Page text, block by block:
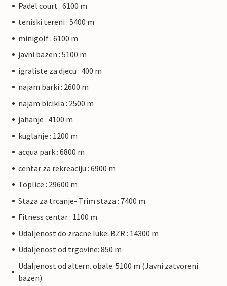
Padel court : 6100 m
teniski tereni : 5400 m
minigolf : 6100 m
javni bazen : 5100 m
igraliste za djecu : 400 m
najam barki : 2600 m
najam bicikla : 2500 m
jahanje : 4100 m
kuglanje : 1200 m
acqua park : 6800 m
centar za rekreaciju : 6900 m
Toplice : 29600 m
Staza za trcanje- Trim staza : 7400 m
Fitness centar : 1100 m
Udaljenost do zracne luke: BZR : 14300 m
Udaljenost od trgovine: 850 m
Udaljenost od altern. obale: 5100 m (Javni zatvoreni
bazen)